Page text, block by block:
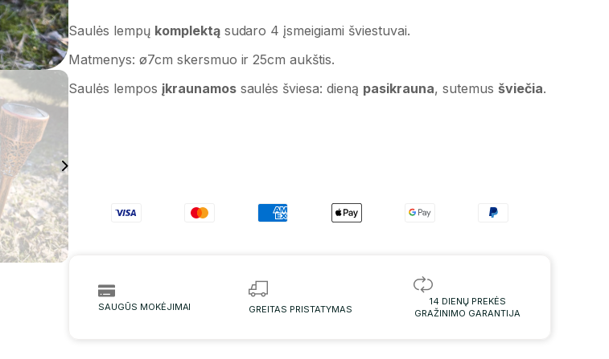
Saulės lempų komplektąsudaro 4 įsmeigiami šviestuvai.
Matmenys: ø7cm skersmuo ir 25cm aukštis.
Saulės lempos įkraunamossaulės šviesa: dieną pasikrauna, sutemus šviečia.
SAUGŪS MOKĖJIMAI GREITAS PRISTATYMAS
14 DIENŲ PREKĖS
GRAŽINIMO GARANTIJA